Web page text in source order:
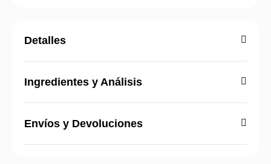
Detalles
Ingredientes y Análisis
Envíos y Devoluciones